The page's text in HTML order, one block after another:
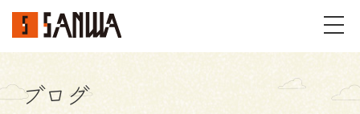
イベント・見学会
ブログ